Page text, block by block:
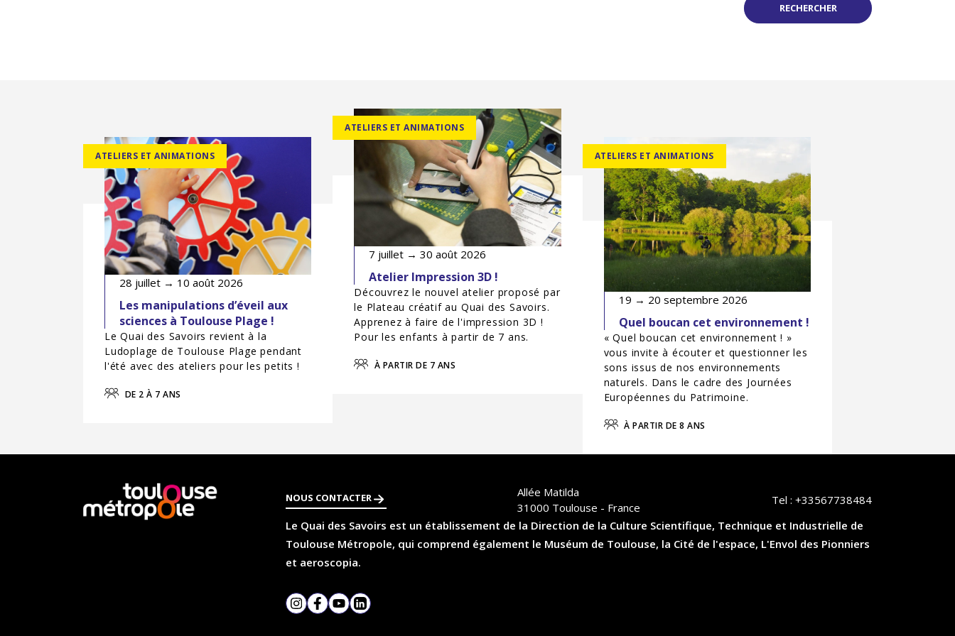
RECHERCHER
Les manipulations d’éveil aux
sciences à Toulouse Plage !
28 juillet → 10 août 2026
Le Quai des Savoirs revient à la
Ludoplage de Toulouse Plage pendant
l'été avec des ateliers pour les petits !
DE 2 À 7 ANS
ATELIERS ET ANIMATIONS
Atelier Impression 3D !
7 juillet → 30 août 2026
Découvrez le nouvel atelier proposé par
le Plateau créatif au Quai des Savoirs.
Apprenez à faire de l'impression 3D !
Pour les enfants à partir de 7 ans.
À PARTIR DE 7 ANS
ATELIERS ET ANIMATIONS
Quel boucan cet environnement !
19 → 20 septembre 2026
« Quel boucan cet environnement ! »
vous invite à écouter et questionner les
sons issus de nos environnements
naturels. Dans le cadre des Journées
Européennes du Patrimoine.
À PARTIR DE 8 ANS
ATELIERS ET ANIMATIONS
En
savoir
plus
NOUS CONTACTER
Allée Matilda
31000 Toulouse - France
Tel : +33567738484
Le Quai des Savoirs est un établissement de la Direction de la Culture Scientifique, Technique et Industrielle de
Toulouse Métropole, qui comprend également le Muséum de Toulouse, la Cité de l'espace, L'Envol des Pionniers
et aeroscopia.
Instagram
Facebook
YouTubeLinkedIn